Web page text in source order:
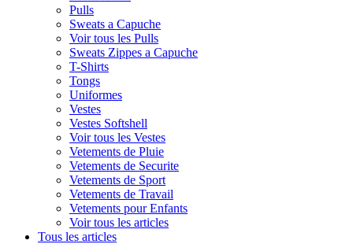
Pulls
Sweats a Capuche
Voir tous les Pulls
Sweats Zippes a Capuche
T-Shirts
Tongs
Uniformes
Vestes
Vestes Softshell
Voir tous les Vestes
Vetements de Pluie
Vetements de Securite
Vetements de Sport
Vetements de Travail
Vetements pour Enfants
Voir tous les articles
Tous les articles